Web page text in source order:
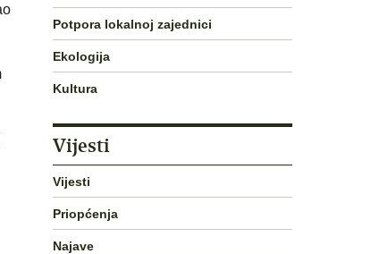
Potpora lokalnoj zajednici
Ekologija
Kultura
Vijesti
Vijesti
Priopćenja
Najave